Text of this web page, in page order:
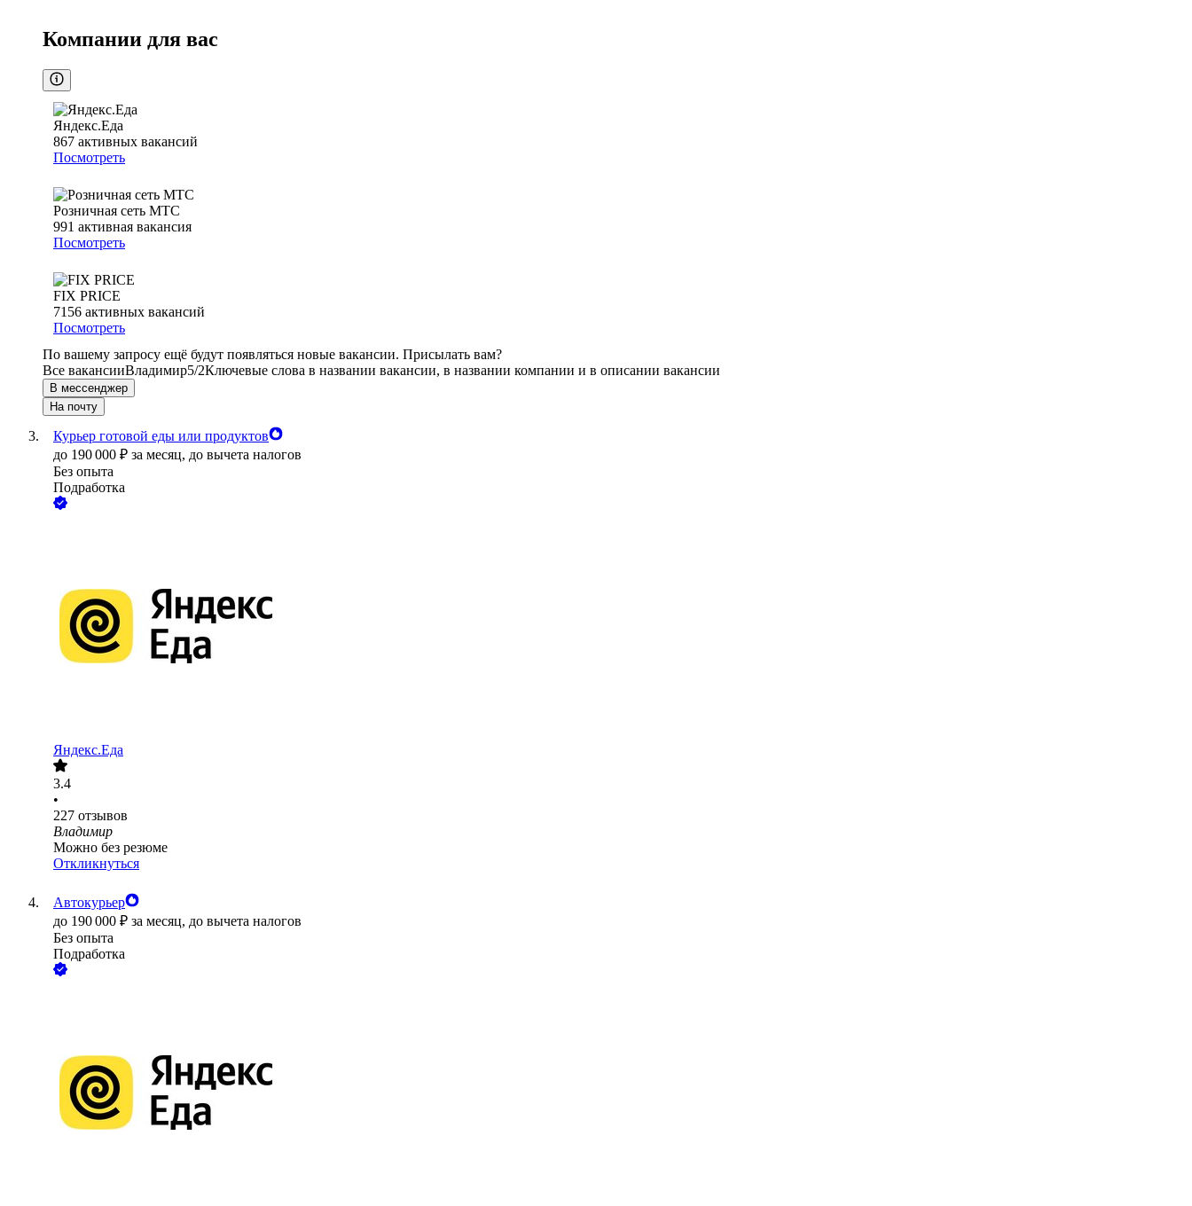
Компании для вас
Яндекс.Еда
867 активных вакансий
Посмотреть
Розничная сеть МТС
991 активная вакансия
Посмотреть
FIX PRICE
7156 активных вакансий
Посмотреть
По вашему запросу ещё будут появляться новые вакансии. Присылать вам?
Все вакансииВладимир5/2Ключевые слова в названии вакансии, в названии компании и в описании вакансии
В мессенджер
На почту
Курьер готовой еды или продуктов
до 190 000 ₽ за месяц, до вычета налогов
Без опыта
Подработка
Яндекс.Еда
3.4
•
227 отзывов
Владимир
Можно без резюме
Откликнуться
Автокурьер
до 190 000 ₽ за месяц, до вычета налогов
Без опыта
Подработка